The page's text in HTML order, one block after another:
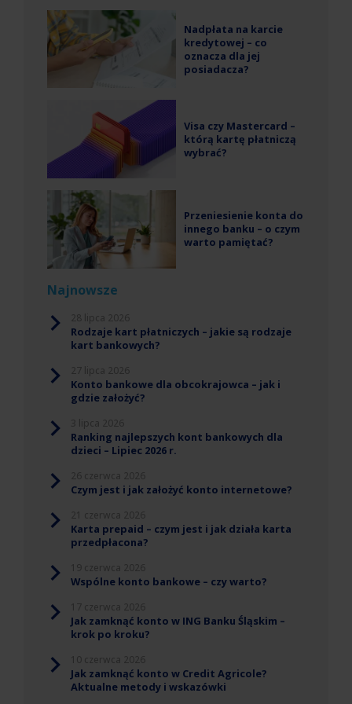
Nadpłata na karcie
kredytowej – co
oznacza dla jej
posiadacza?
Visa czy Mastercard –
którą kartę płatniczą
wybrać?
Przeniesienie konta do
innego banku – o czym
warto pamiętać?
Najnowsze
Rodzaje kart płatniczych – jakie są rodzaje
kart bankowych?
Konto bankowe dla obcokrajowca – jak i
gdzie założyć?
Ranking najlepszych kont bankowych dla
dzieci – Lipiec 2026 r.
Czym jest i jak założyć konto internetowe?
Karta prepaid – czym jest i jak działa karta
przedpłacona?
Wspólne konto bankowe – czy warto?
Jak zamknąć konto w ING Banku Śląskim –
krok po kroku?
Jak zamknąć konto w Credit Agricole?
Aktualne metody i wskazówki